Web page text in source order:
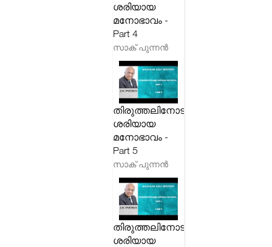
ശരിയായ
മനോഭാവം -
Part 4
സാക് പുന്നൻ
തിരുത്തലിനോടുള്ള
ശരിയായ
മനോഭാവം -
Part 5
സാക് പുന്നൻ
തിരുത്തലിനോടുള്ള
ശരിയായ